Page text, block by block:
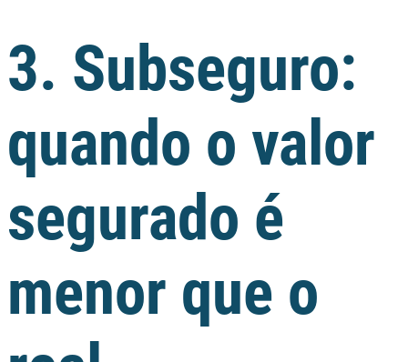
3. Subseguro:
quando o valor
segurado é
menor que o